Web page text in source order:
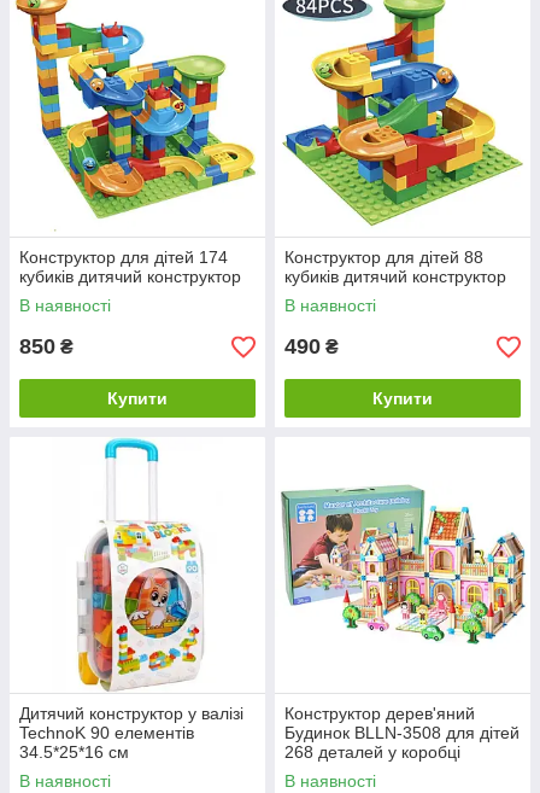
Конструктор для дітей 174
кубиків дитячий конструктор
В наявності
850 ₴
Купити
Конструктор для дітей 88
кубиків дитячий конструктор
В наявності
490 ₴
Купити
Дитячий конструктор у валізі
TechnoK 90 елементів
34.5*25*16 см
В наявності
Конструктор дерев'яний
Будинок BLLN-3508 для дітей
268 деталей у коробці
38*28*7,5 см
В наявності